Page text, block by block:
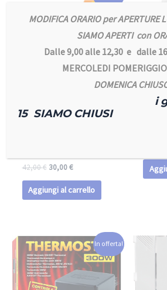
Lampada
42,00€ 30,00€
Aggiungi al carrello
In offerta!
MODIFICA ORARIO per APERTURE
SIAMO APERTI con
Dalle 9,00 alle 12,30 e dalle
MERCOLEDI
DOMENICA
i
15 SIAMO CHIUSI